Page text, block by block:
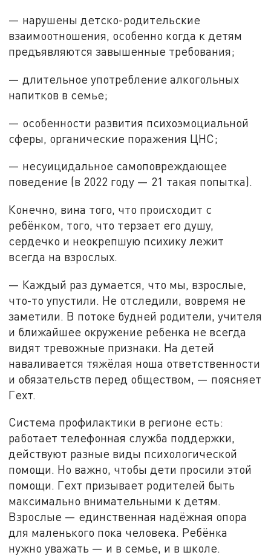
— нарушены детско-родительские
взаимоотношения, особенно когда к детям
предъявляются завышенные требования;
— длительное употребление алкогольных
напитков в семье;
— особенности развития психоэмоциальной
сферы, органические поражения ЦНС;
— несуицидальное самоповреждающее
поведение (в 2022 году — 21 такая попытка).
Конечно, вина того, что происходит с
ребёнком, того, что терзает его душу,
сердечко и неокрепшую психику лежит
всегда на взрослых.
— Каждый раз думается, что мы, взрослые,
что-то упустили. Не отследили, вовремя не
заметили. В потоке будней родители, учителя
и ближайшее окружение ребенка не всегда
видят тревожные признаки. На детей
наваливается тяжёлая ноша ответственности
и обязательств перед обществом, — поясняет
Гехт.
Система профилактики в регионе есть:
работает телефонная служба поддержки,
действуют разные виды психологической
помощи. Но важно, чтобы дети просили этой
помощи. Гехт призывает родителей быть
максимально внимательными к детям.
Взрослые — единственная надёжная опора
для маленького пока человека. Ребёнка
нужно уважать — и в семье, и в школе.